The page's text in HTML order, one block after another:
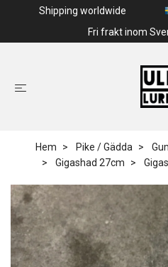
Shipping worldwide
Fri frakt inom
Hem Pike / Gädda
Gigashad 27cm